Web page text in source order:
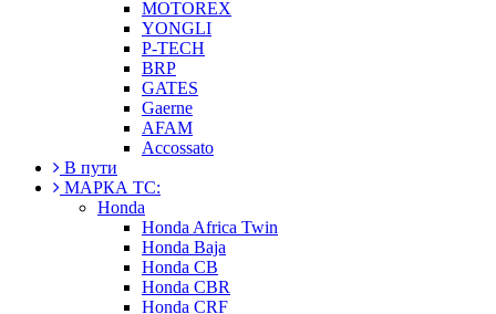
MOTOREX
YONGLI
P-TECH
BRP
GATES
Gaerne
AFAM
Accossato
В пути
МАРКА ТС:
Honda
Honda Africa Twin
Honda Baja
Honda CB
Honda CBR
Honda CRF